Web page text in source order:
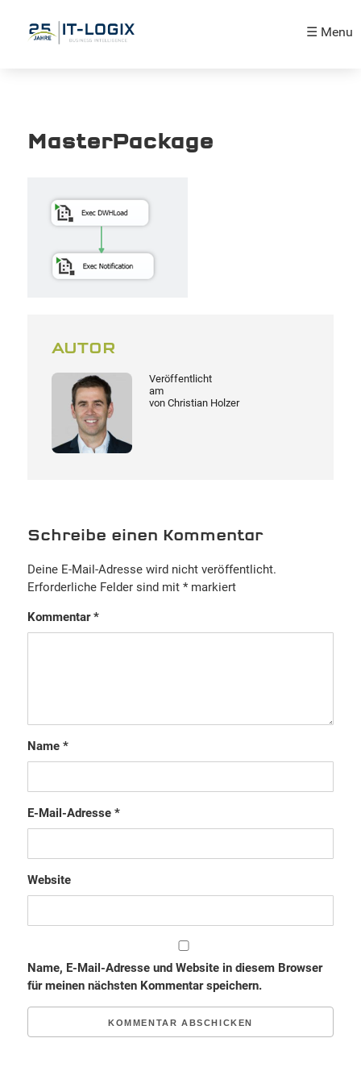
☰ Menu
MasterPackage
AUTOR
Veröffentlicht
am
von Christian Holzer
Schreibe einen Kommentar
Deine E-Mail-Adresse wird nicht veröffentlicht.
Erforderliche Felder sind mit *markiert
Kommentar*
Name *
E-Mail-Adresse *
Website
Name, E-Mail-Adresse und Website in diesem Browser
für meinen nächsten Kommentar speichern.